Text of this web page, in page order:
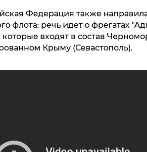
Федерация также
флота: речь идет о фрегатах
входят в состав
Крыму (Севастополь).